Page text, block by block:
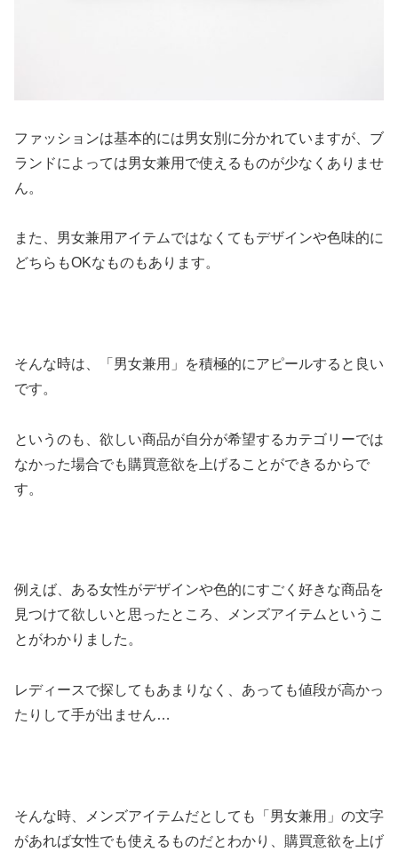
ファッションは基本的には男女別に分かれていますが、ブ
ランドによっては男女兼用で使えるものが少なくありませ
ん。
また、男女兼用アイテムではなくてもデザインや色味的に
どちらもOKなものもあります。
そんな時は、「男女兼用」を積極的にアピールすると良い
です。
というのも、欲しい商品が自分が希望するカテゴリーでは
なかった場合でも購買意欲を上げることができるからで
す。
例えば、ある女性がデザインや色的にすごく好きな商品を
見つけて欲しいと思ったところ、メンズアイテムというこ
とがわかりました。
レディースで探してもあまりなく、あっても値段が高かっ
たりして手が出ません…
そんな時、メンズアイテムだとしても「男女兼用」の文字
があれば女性でも使えるものだとわかり、購買意欲を上げ